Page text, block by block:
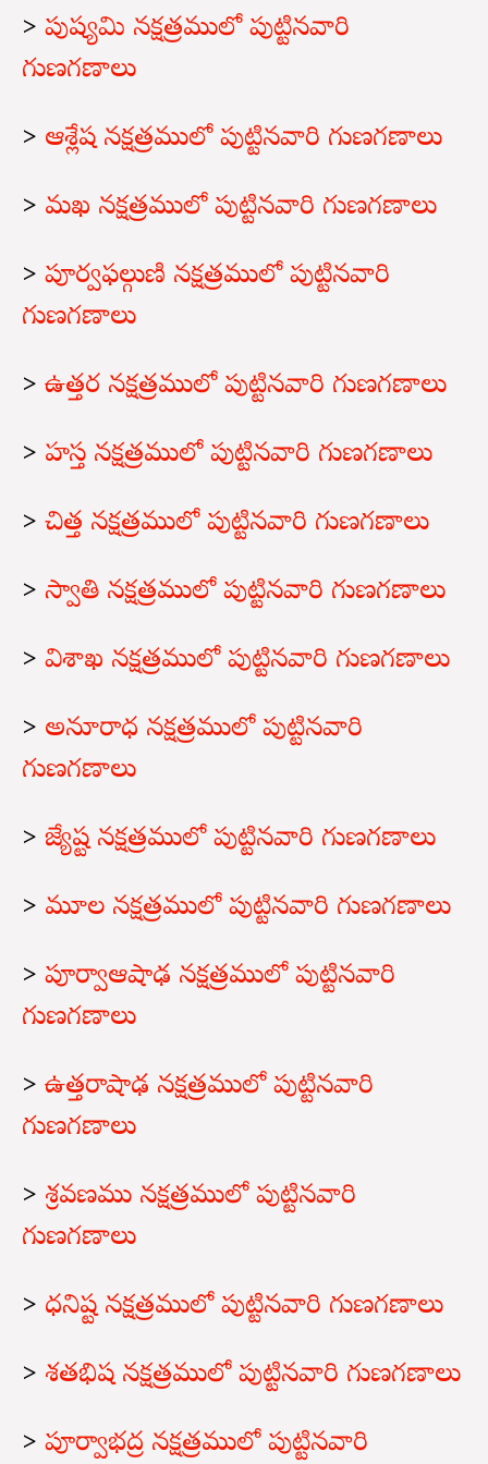
> పుష్యమి నక్షత్రములో పుట్టినవారి
గుణగణాలు
> ఆశ్లేష నక్షత్రములో పుట్టినవారి గుణగణాలు
> మఖ నక్షత్రములో పుట్టినవారి గుణగణాలు
> పూర్వఫల్గుణి నక్షత్రములో పుట్టినవారి
గుణగణాలు
> ఉత్తర నక్షత్రములో పుట్టినవారి గుణగణాలు
> హస్త నక్షత్రములో పుట్టినవారి గుణగణాలు
> చిత్త నక్షత్రములో పుట్టినవారి గుణగణాలు
> స్వాతి నక్షత్రములో పుట్టినవారి గుణగణాలు
> విశాఖ నక్షత్రములో పుట్టినవారి గుణగణాలు
> అనూరాధ నక్షత్రములో పుట్టినవారి
గుణగణాలు
> జ్యేష్ట నక్షత్రములో పుట్టినవారి గుణగణాలు
> మూల నక్షత్రములో పుట్టినవారి గుణగణాలు
> పూర్వాఆషాఢ నక్షత్రములో పుట్టినవారి
గుణగణాలు
> ఉత్తరాషాఢ నక్షత్రములో పుట్టినవారి
గుణగణాలు
> శ్రవణము నక్షత్రములో పుట్టినవారి
గుణగణాలు
> ధనిష్ట నక్షత్రములో పుట్టినవారి గుణగణాలు
> శతభిష నక్షత్రములో పుట్టినవారి గుణగణాలు
> పూర్వాభద్ర నక్షత్రములో పుట్టినవారి